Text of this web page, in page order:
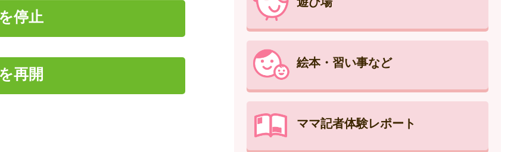
停止
再開
絵本・習い事など
ママ記者体験レポート